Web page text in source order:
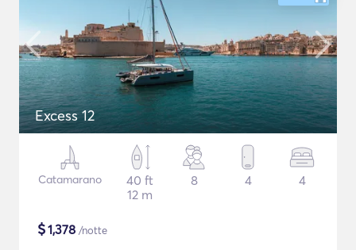
Excess 12
Catamarano
40 ft
12 m
8 4 4
$1,378 /notte